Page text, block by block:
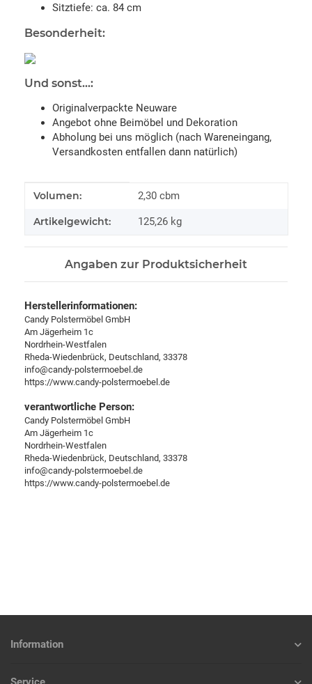
Sitztiefe: ca. 84 cm
Besonderheit:
Und sonst...:
Originalverpackte Neuware
Angebot ohne Beimöbel und Dekoration
Abholung bei uns möglich (nach Wareneingang,
Versandkosten entfallen dann natürlich)
Produkteigenschaft
Wert
Volumen: 2,30 cbm
Artikelgewicht: 125,26 kg
Angaben zur Produktsicherheit
Herstellerinformationen:
Candy Polstermöbel GmbH
Am Jägerheim 1c
Nordrhein-Westfalen
Rheda-Wiedenbrück, Deutschland, 33378
info@candy-polstermoebel.de
https://www.candy-polstermoebel.de
verantwortliche Person:
Candy Polstermöbel GmbH
Am Jägerheim 1c
Nordrhein-Westfalen
Rheda-Wiedenbrück, Deutschland, 33378
info@candy-polstermoebel.de
https://www.candy-polstermoebel.de
Information